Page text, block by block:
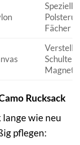
Fächer
Rucksack
lange wie neu
pflegen: